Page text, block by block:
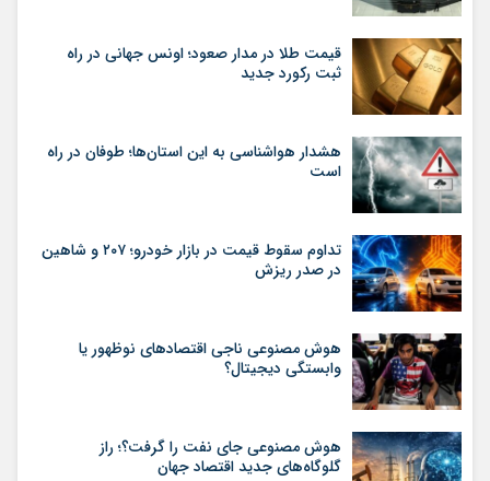
قیمت طلا در مدار صعود؛ اونس جهانی در راه
ثبت رکورد جدید
هشدار هواشناسی به این استان‌ها؛ طوفان در راه
است
تداوم سقوط قیمت در بازار خودرو؛ ۲۰۷ و شاهین
در صدر ریزش
هوش مصنوعی ناجی اقتصادهای نوظهور یا
وابستگی دیجیتال؟
هوش مصنوعی جای نفت را گرفت؟؛ راز
گلوگاه‌های جدید اقتصاد جهان